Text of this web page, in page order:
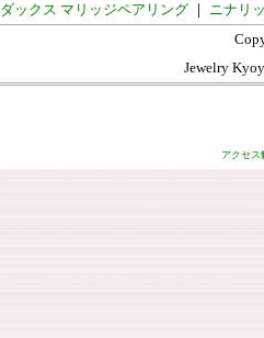
ダックス マリッジペアリング｜ ニナリ
Jewelry
アクセス